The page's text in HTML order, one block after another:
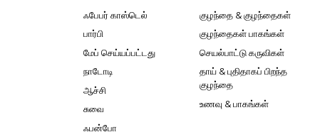
ஃபேபர் காஸ்டெல்
பார்பி
மேப் செய்யப்பட்டது
நாடோடி
ஆச்சி
சுவை
ஃபன்போ
குழந்தை & குழந்தைகள்
குழந்தைகள் பாகங்கள்
செயல்பாட்டு கருவிகள்
தாய் & புதிதாகப் பிறந்த
குழந்தை
உணவு & பாகங்கள்